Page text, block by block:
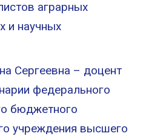
аграрных
и научных
Сергеевна – доцент
федерального
бюджетного
учреждения высшего